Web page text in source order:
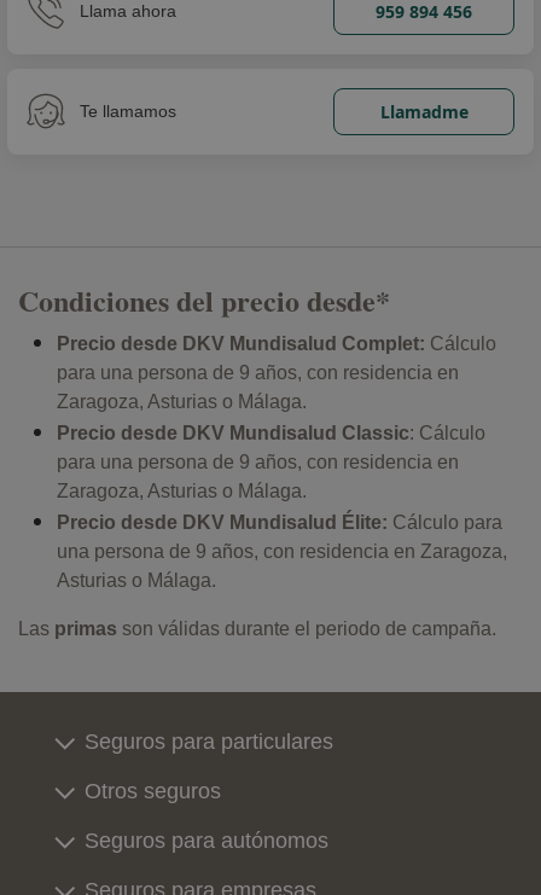
Llama ahora 959 894 456
Te llamamos Llamadme
Condiciones del precio desde*
Precio desde DKV Mundisalud Complet: Cálculo
para una persona de 9 años, con residencia en
Zaragoza, Asturias o Málaga.
Precio desde DKV Mundisalud Classic: Cálculo
para una persona de 9 años, con residencia en
Zaragoza, Asturias o Málaga.
Precio desde DKV Mundisalud Élite: Cálculo para
una persona de 9 años, con residencia en Zaragoza,
Asturias o Málaga.
Las primas son válidas durante el periodo de campaña.
Seguros para particulares
Otros seguros
Seguros para autónomos
Seguros para empresas